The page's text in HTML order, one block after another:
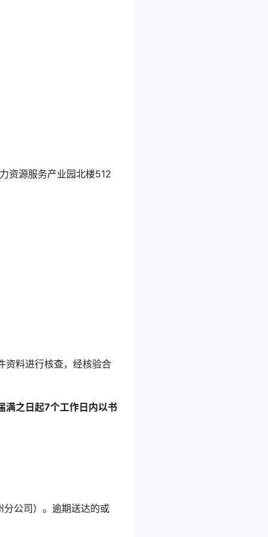
资源服务产业园北楼512
资料进行核查，经核验合
满之日起7个工作日内以书
公司）。逾期送达的或